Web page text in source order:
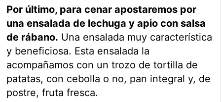
Por último, para cenar apostaremos por
una ensalada de lechuga y apio con salsa
de rábano. Una ensalada muy característica
y beneficiosa. Esta ensalada la
acompañamos con un trozo de tortilla de
patatas, con cebolla o no, pan integral y, de
postre, fruta fresca.